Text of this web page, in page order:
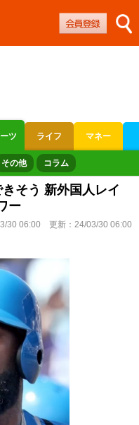
ツ ライフ マネー
その他 コラム
そう 新外国人レイ
ー
30 06:00 更新： 24/03/30 06:00